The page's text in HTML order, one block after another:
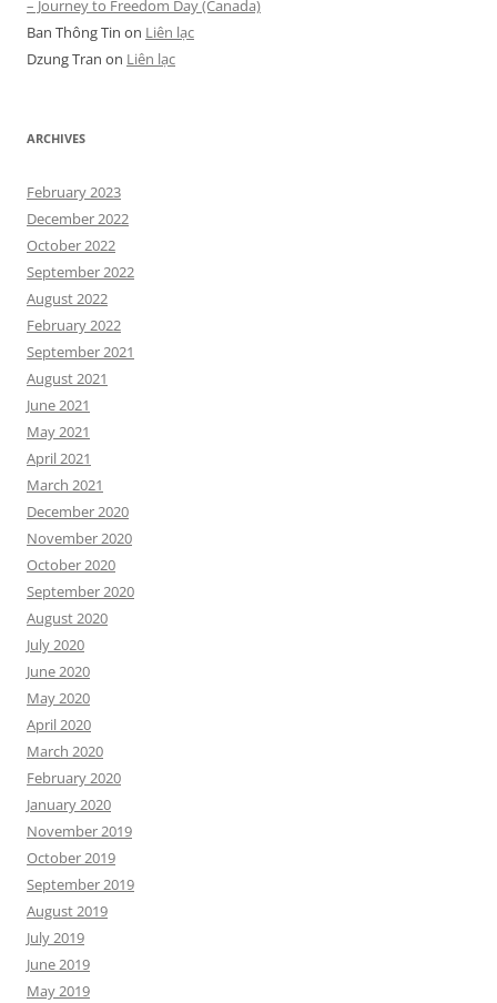
– Journey to Freedom Day (Canada)
Ban Thông Tin on Liên lạc
Dzung Tran on Liên lạc
ARCHIVES
February 2023
December 2022
October 2022
September 2022
August 2022
February 2022
September 2021
August 2021
June 2021
May 2021
April 2021
March 2021
December 2020
November 2020
October 2020
September 2020
August 2020
July 2020
June 2020
May 2020
April 2020
March 2020
February 2020
January 2020
November 2019
October 2019
September 2019
August 2019
July 2019
June 2019
May 2019